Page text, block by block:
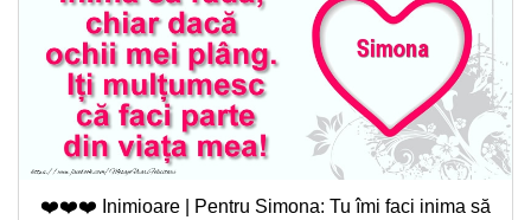
❤️❤️❤️ Inimioare | Pentru Simona: Tu îmi faci inima să